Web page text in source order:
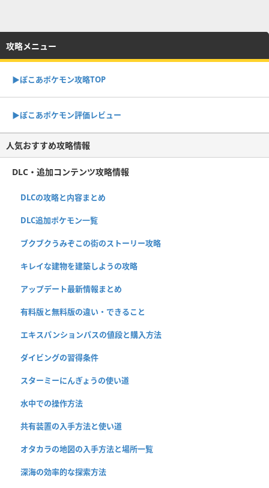
攻略メニュー
▶︎ぽこあポケモン攻略TOP
▶︎ぽこあポケモン評価レビュー
人気おすすめ攻略情報
DLC・追加コンテンツ攻略情報
DLCの攻略と内容まとめ
DLC追加ポケモン一覧
ブクブクうみぞこの街のストーリー攻略
キレイな建物を建築しようの攻略
アップデート最新情報まとめ
有料版と無料版の違い・できること
エキスパンションパスの値段と購入方法
ダイビングの習得条件
スターミーにんぎょうの使い道
水中での操作方法
共有装置の入手方法と使い道
オタカラの地図の入手方法と場所一覧
深海の効率的な探索方法